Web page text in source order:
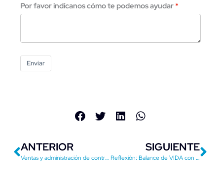
Por favor indícanos cómo te podemos ayudar
Enviar
Previo
ANTERIOR
Ventas y administración de contratos con el gobierno￼
SIGUIENTE
Reflexión: Balance de VIDA con Carlos Ortíz